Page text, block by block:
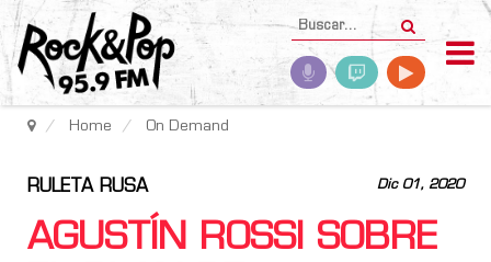
Home On Demand
Dic 01, 2020
RULETA RUSA
AGUSTÍN ROSSI SOBRE